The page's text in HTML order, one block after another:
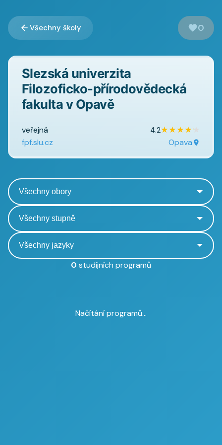
Všechny školy 0
Slezská univerzita
Filozoficko-přírodovědecká
fakulta v Opavě
veřejná 4.2★★★★★
fpf.slu.cz Opava
0 studijních programů
Načítání programů...